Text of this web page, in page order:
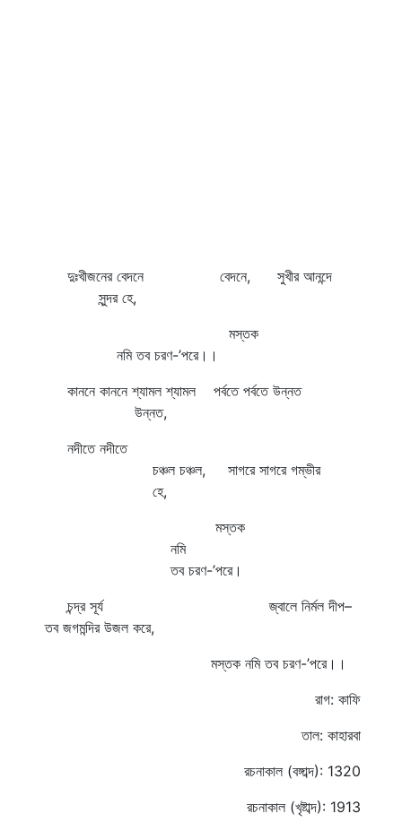
দুঃখীজনের বেদনে বেদনে, সুখীর আনন্দে
সুন্দর হে,
মস্তক
নমি তব চরণ-’পরে।।
কাননে কাননে শ্যামল শ্যামল পর্বতে পর্বতে উন্নত
উন্নত,
নদীতে নদীতে
চঞ্চল চঞ্চল, সাগরে সাগরে গম্ভীর
হে,
মস্তক
নমি
তব চরণ-’পরে।
চন্দ্র সূর্য জ্বালে নির্মল দীপ–
তব জগমন্দির উজল করে,
মস্তক নমি তব চরণ-’পরে।।
রাগ: কাফি
তাল: কাহারবা
রচনাকাল (বঙ্গাব্দ): 1320
রচনাকাল (খৃষ্টাব্দ): 1913